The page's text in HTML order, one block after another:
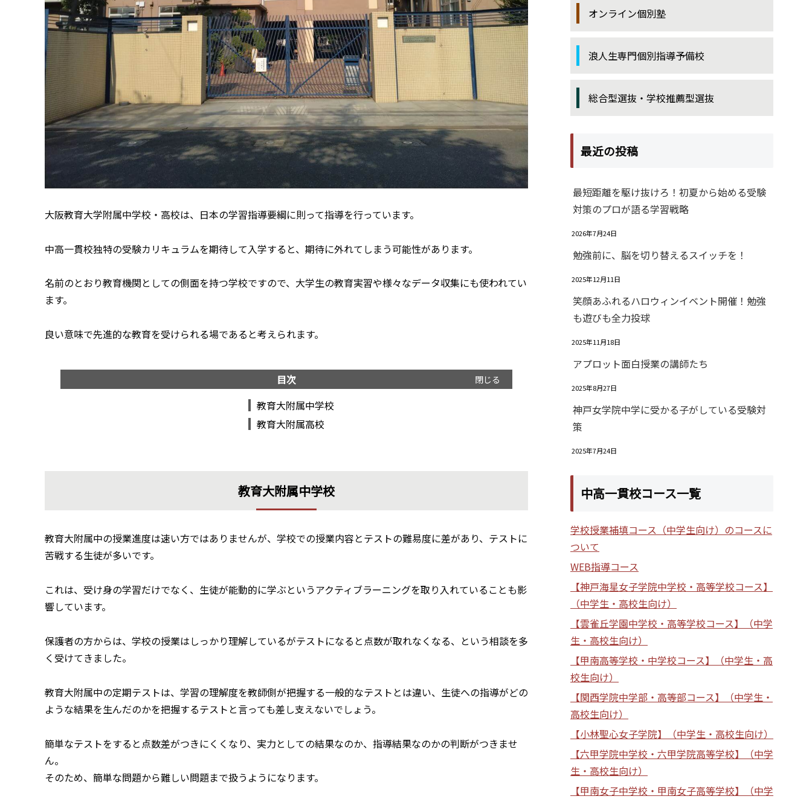
大阪教育大学附属中学校・高校は、日本の学習指導要綱に則って指導を行っています。
中高一貫校独特の受験カリキュラムを期待して入学すると、期待に外れてしまう可能性があります。
名前のとおり教育機関としての側面を持つ学校ですので、大学生の教育実習や様々なデータ収集にも使われてい
ます。
良い意味で先進的な教育を受けられる場であると考えられます。
目次
教育大附属中学校
教育大附属高校
教育大附属中学校
教育大附属中の授業進度は速い方ではありませんが、学校での授業内容とテストの難易度に差があり、テストに
苦戦する生徒が多いです。
これは、受け身の学習だけでなく、生徒が能動的に学ぶというアクティブラーニングを取り入れていることも影
響しています。
保護者の方からは、学校の授業はしっかり理解しているがテストになると点数が取れなくなる、という相談を多
く受けてきました。
教育大附属中の定期テストは、学習の理解度を教師側が把握する一般的なテストとは違い、生徒への指導がどの
ような結果を生んだのかを把握するテストと言っても差し支えないでしょう。
簡単なテストをすると点数差がつきにくくなり、実力としての結果なのか、指導結果なのかの判断がつきませ
ん。
そのため、簡単な問題から難しい問題まで扱うようになります。
オンライン個別塾
浪人生専門個別指導予備校
総合型選抜・学校推薦型選抜
最近の投稿
最短距離を駆け抜けろ！初夏から始める受験
対策のプロが語る学習戦略
2026年7月24日
勉強前に、脳を切り替えるスイッチを！
2025年12月11日
笑顔あふれるハロウィンイベント開催！勉強
も遊びも全力投球
2025年11月18日
アプロット面白授業の講師たち
2025年8月27日
神戸女学院中学に受かる子がしている受験対
策
2025年7月24日
中高一貫校コース一覧
学校授業補填コース（中学生向け）のコースに
ついて
WEB指導コース
【神戸海星女子学院中学校・高等学校コース】
（中学生・高校生向け）
【雲雀丘学園中学校・高等学校コース】（中学
生・高校生向け）
【甲南高等学校・中学校コース】（中学生・高
校生向け）
【関西学院中学部・高等部コース】（中学生・
高校生向け）
【小林聖心女子学院】（中学生・高校生向け）
【六甲学院中学校・六甲学院高等学校】（中学
生・高校生向け）
【甲南女子中学校・甲南女子高等学校】（中学